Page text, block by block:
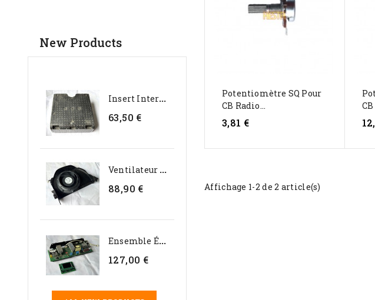
New Products
I
Nsert Interne En...
63,50 €
V
Entilateur D’évaporateur...
88,90 €
E
Nsemble Électronique...
127,00 €
Potentiomètre SQ Pour
CB Radio...
3,81 €
Affichage 1-2 de 2 article(s)